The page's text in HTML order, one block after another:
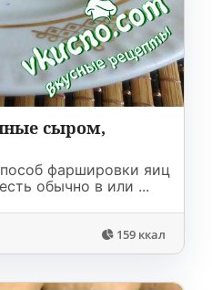
сыром,
фаршировки яиц
обычно в или ...
159 ккал